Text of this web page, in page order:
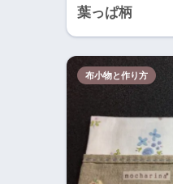
葉っぱ柄
布小物と作り方